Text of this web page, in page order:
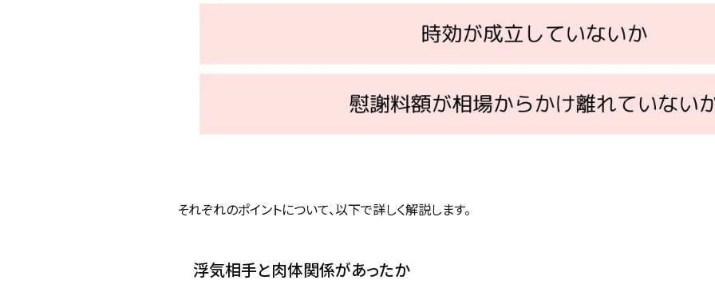
それぞれのポイントについて、以下で詳しく解説します。
浮気相手と肉体関係があったか